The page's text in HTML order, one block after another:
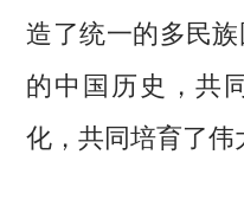
造了统一的多民
的中国历史，共
化，共同培育了伟